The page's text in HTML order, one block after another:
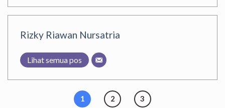
Rizky Riawan Nursatria
Lihat semua pos
1 2 3